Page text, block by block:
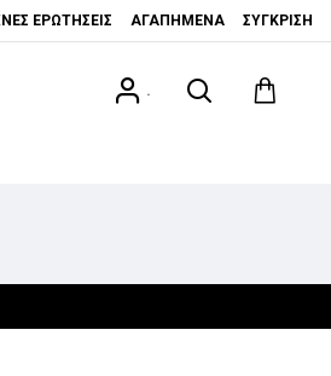
ΕΡΩΤΉΣΕΙΣ ΑΓΑΠΗΜΈΝΑ ΣΎΓΚΡΙΣΗ
.